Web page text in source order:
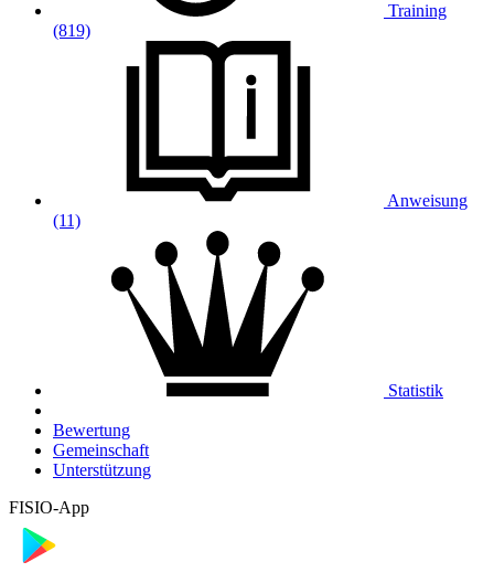
Training
(819)
Anweisung
(11)
Statistik
Bewertung
Gemeinschaft
Unterstützung
FISIO-App